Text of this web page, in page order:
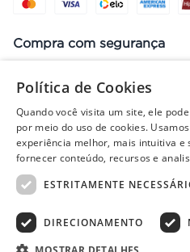
Compra com segurança
Preços, promoções, condições de
para compras no site. Em caso de
carrinho no fechamento do pedido.
© 2022 - PISOLAR | CNPJ:
Política de Cookies
Quando você visita um site, ele
por meio do uso de cookies.
experiência melhor, mais intuitiva e
fornecer conteúdo, recursos e
ESTRITAMENTE
DIRECIONAMENTO